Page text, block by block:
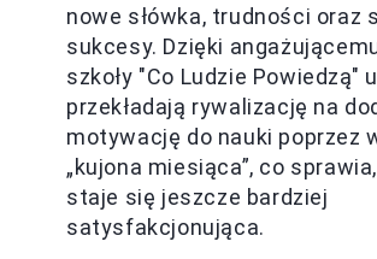
nowe słówka, trudności oraz
sukcesy. Dzięki
szkoły "Co Ludzie Powiedzą"
przekładają rywalizację na
motywację do nauki poprzez
„kujona miesiąca”, co
staje się jeszcze bardziej
satysfakcjonująca.